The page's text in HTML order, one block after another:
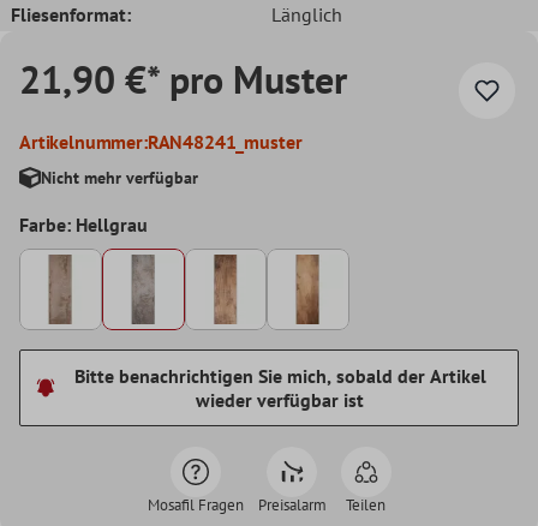
Fliesenformat:
Länglich
21,90 €* pro Muster
Artikelnummer:RAN48241_muster
Nicht mehr verfügbar
Farbe: Hellgrau
Bitte benachrichtigen Sie mich, sobald der Artikel
wieder verfügbar ist
Mosafil Fragen Preisalarm Teilen